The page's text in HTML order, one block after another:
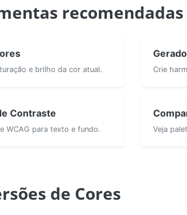
e brilho da cor atual. Crie
Contraste
WCAG para texto e fundo. Veja
de Cores